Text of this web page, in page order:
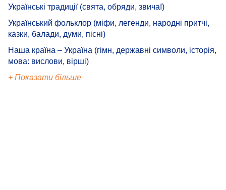
Українські традиції (свята, обряди, звичаї)
Український фольклор (міфи, легенди, народні притчі,
казки, балади, думи, пісні)
Наша країна – Україна (гімн, державні символи, історія,
мова: вислови, вірші)
+ Показати більше